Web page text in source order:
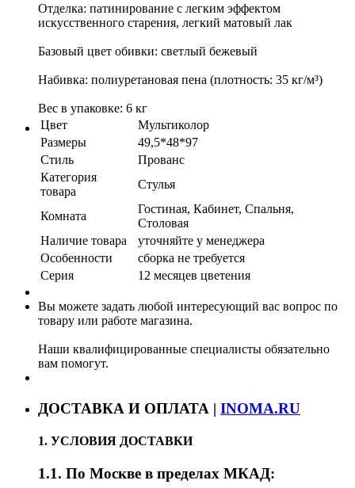
Отделка: патинирование с легким эффектом
искусственного старения, легкий матовый лак
Базовый цвет обивки: светлый бежевый
Набивка: полиуретановая пена (плотность: 35 кг/м³)
Вес в упаковке: 6 кг
Цвет
Мультиколор
Размеры
49,5*48*97
Стиль
Прованс
Категория
товара
Стулья
Комната
Гостиная, Кабинет, Спальня,
Столовая
Наличие товара
уточняйте у менеджера
Особенности
сборка не требуется
Серия
12 месяцев цветения
Вы можете задать любой интересующий вас вопрос по
товару или работе магазина.
Наши квалифицированные специалисты обязательно
вам помогут.
ДОСТАВКА И ОПЛАТА | INOMA.RU
1. УСЛОВИЯ ДОСТАВКИ
1.1. По Москве в пределах МКАД: